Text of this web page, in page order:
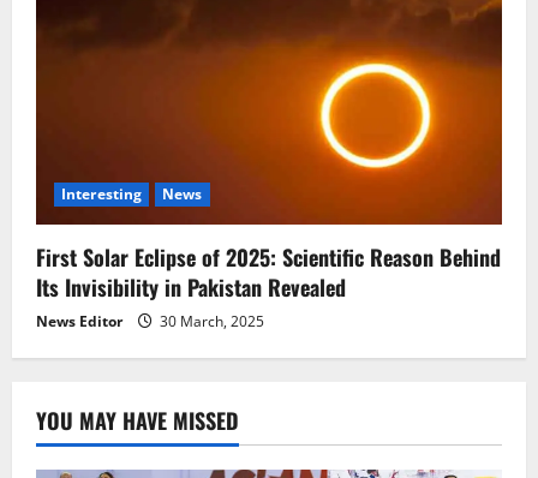
Interesting News
First Solar Eclipse of 2025: Scientific Reason Behind
Its Invisibility in Pakistan Revealed
News Editor 30 March, 2025
YOU MAY HAVE MISSED